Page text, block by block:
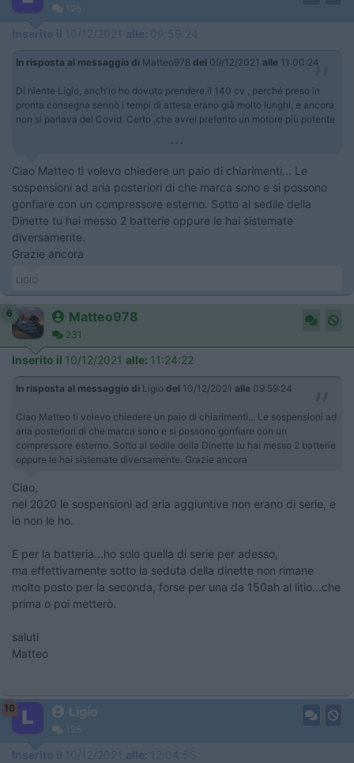
125
Inserito il 10/12/2021 alle: 09:59:24
In risposta al messaggio di Matteo978 del 09/12/2021 alle 11:00:24
Di niente Ligio, anch'io ho dovuto prendere il 140 cv , perché preso in
pronta consegna sennò i tempi di attesa erano già molto lunghi, e ancora
non si parlava del Covid. Certo ,che avrei preferito un motore più potente
...
Ciao Matteo ti volevo chiedere un paio di chiarimenti... Le
sospensioni ad aria posteriori di che marca sono e si possono
gonfiare con un compressore esterno. Sotto al sedile della
Dinette tu hai messo 2 batterie oppure le hai sistemate
diversamente.
Grazie ancora
LIGIO
6 Matteo978
231
Inserito il 10/12/2021 alle: 11:24:22
In risposta al messaggio di Ligio del 10/12/2021 alle 09:59:24
Ciao Matteo ti volevo chiedere un paio di chiarimenti... Le sospensioni ad
aria posteriori di che marca sono e si possono gonfiare con un
compressore esterno. Sotto al sedile della Dinette tu hai messo 2 batterie
oppure le hai sistemate diversamente. Grazie ancora
Ciao,
nel 2020 le sospensioni ad aria aggiuntive non erano di serie, e
io non le ho.
E per la batteria...ho solo quella di serie per adesso,
ma effettivamente sotto la seduta della dinette non rimane
molto posto per la seconda, forse per una da 150ah al litio...che
prima o poi metterò.
saluti
Matteo
10 Ligio
125
Inserito il 10/12/2021 alle: 12:04:55